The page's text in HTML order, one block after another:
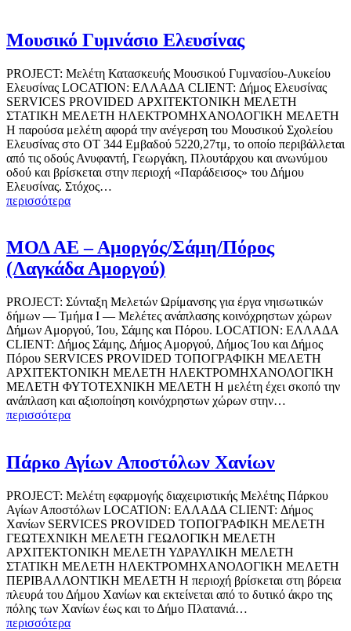
Μουσικό Γυμνάσιο Ελευσίνας
PROJECT: Μελέτη Κατασκευής Μουσικού Γυμνασίου-Λυκείου
Ελευσίνας LOCATION: ΕΛΛΑΔΑ CLIENT: Δήμος Ελευσίνας
SERVICES PROVIDED ΑΡΧΙΤΕΚΤΟΝΙΚΗ ΜΕΛΕΤΗ
ΣΤΑΤΙΚΗ ΜΕΛΕΤΗ ΗΛΕΚΤΡΟΜΗΧΑΝΟΛΟΓΙΚΗ ΜΕΛΕΤΗ
Η παρούσα μελέτη αφορά την ανέγερση του Μουσικού Σχολείου
Ελευσίνας στο ΟΤ 344 Εμβαδού 5220,27τμ, το οποίο περιβάλλεται
από τις οδούς Ανυφαντή, Γεωργάκη, Πλουτάρχου και ανωνύμου
οδού και βρίσκεται στην περιοχή «Παράδεισος» του Δήμου
Ελευσίνας. Στόχος…
περισσότερα
ΜΟΔ ΑΕ – Αμοργός/Σάμη/Πόρος
(Λαγκάδα Αμοργού)
PROJECT: Σύνταξη Μελετών Ωρίμανσης για έργα νηισωτικών
δήμων — Τμήμα Ι — Μελέτες ανάπλασης κοινόχρηστων χώρων
Δήμων Αμοργού, Ίου, Σάμης και Πόρου. LOCATION: ΕΛΛΑΔΑ
CLIENT: Δήμος Σάμης, Δήμος Αμοργού, Δήμος Ίου και Δήμος
Πόρου SERVICES PROVIDED ΤΟΠΟΓΡΑΦΙΚΗ ΜΕΛΕΤΗ
ΑΡΧΙΤΕΚΤΟΝΙΚΗ ΜΕΛΕΤΗ ΗΛΕΚΤΡΟΜΗΧΑΝΟΛΟΓΙΚΗ
ΜΕΛΕΤΗ ΦΥΤΟΤΕΧΝΙΚΗ ΜΕΛΕΤΗ Η μελέτη έχει σκοπό την
ανάπλαση και αξιοποίηση κοινόχρηστων χώρων στην…
περισσότερα
Πάρκο Αγίων Αποστόλων Χανίων
PROJECT: Μελέτη εφαρμογής διαχειριστικής Μελέτης Πάρκου
Αγίων Αποστόλων LOCATION: ΕΛΛΑΔΑ CLIENT: Δήμος
Χανίων SERVICES PROVIDED ΤΟΠΟΓΡΑΦΙΚΗ ΜΕΛΕΤΗ
ΓΕΩΤΕΧΝΙΚΗ ΜΕΛΕΤΗ ΓΕΩΛΟΓΙΚΗ ΜΕΛΕΤΗ
ΑΡΧΙΤΕΚΤΟΝΙΚΗ ΜΕΛΕΤΗ ΥΔΡΑΥΛΙΚΗ ΜΕΛΕΤΗ
ΣΤΑΤΙΚΗ ΜΕΛΕΤΗ ΗΛΕΚΤΡΟΜΗΧΑΝΟΛΟΓΙΚΗ ΜΕΛΕΤΗ
ΠΕΡΙΒΑΛΛΟΝΤΙΚΗ ΜΕΛΕΤΗ Η περιοχή βρίσκεται στη βόρεια
πλευρά του Δήμου Χανίων και εκτείνεται από το δυτικό άκρο της
πόλης των Χανίων έως και το Δήμο Πλατανιά…
περισσότερα